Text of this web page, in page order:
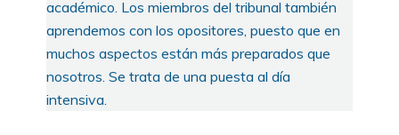
académico. Los miembros del tribunal también
aprendemos con los opositores, puesto que en
muchos aspectos están más preparados que
nosotros. Se trata de una puesta al día
intensiva.